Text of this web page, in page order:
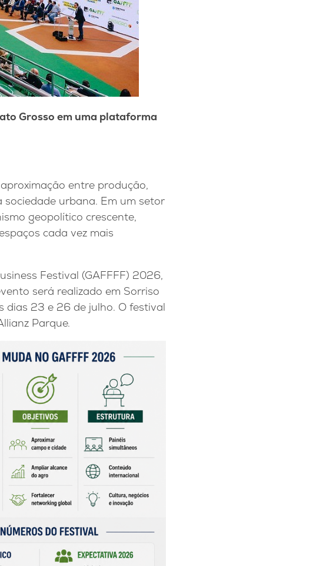
Grosso em uma plataforma
entre produção,
urbana. Em um setor
geopolítico crescente,
cada vez mais
Festival (GAFFFF) 2026,
será realizado em Sorriso
dias 23 e 26 de julho. O festival
Parque.